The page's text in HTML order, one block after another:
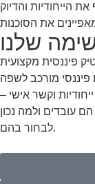
הייחודיות והדיוק
שלנו
פיננסית מקצועית
פיננסי מורכב לשפה
וקשר אישי –
עובדים ולמה נכון
לבחור בהם.